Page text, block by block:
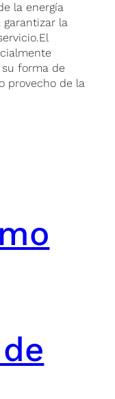
la energía
la
forma de
provecho de la